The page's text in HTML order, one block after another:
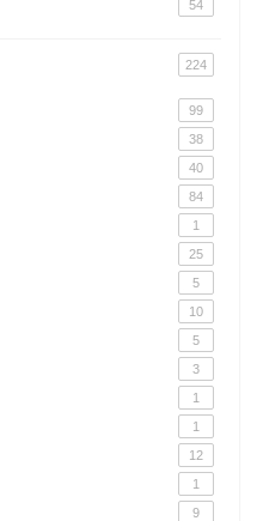
54
224
99
38
40
84
1
25
5
10
5
3
1
1
12
1
9